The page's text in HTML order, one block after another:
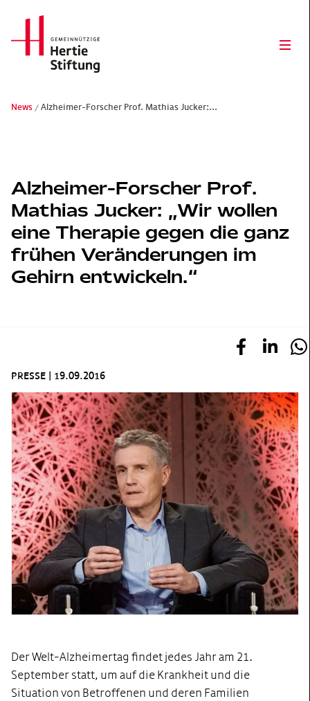
Hertie Stiftung Logo
News Alzheimer-Forscher Prof. Mathias Jucker:...
Alzheimer-Forscher Prof.
Mathias Jucker: „Wir wollen
eine Therapie gegen die ganz
frühen Veränderungen im
Gehirn entwickeln.“
PRESSE 19.09.2016
Der Welt-Alzheimertag findet jedes Jahr am 21.
September statt, um auf die Krankheit und die
Situation von Betroffenen und deren Familien